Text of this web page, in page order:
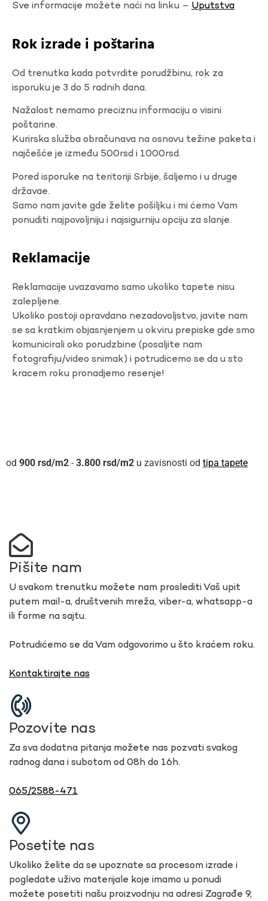
Sve informacije možete naći na linku – Uputstva
Rok izrade i poštarina
Od trenutka kada potvrdite porudžbinu, rok za
isporuku je 3 do 5 radnih dana.
Nažalost nemamo preciznu informaciju o visini
poštarine.
Kurirska služba obračunava na osnovu težine paketa i
najčešće je između 500rsd i 1000rsd.
Pored isporuke na teritoriji Srbije, šaljemo i u druge
državae.
Samo nam javite gde želite pošiljku i mi ćemo Vam
ponuditi najpovoljniju i najsigurniju opciju za slanje.
Reklamacije
Reklamacije uvazavamo samo ukoliko tapete nisu
zalepljene.
Ukoliko postoji opravdano nezadovoljstvo, javite nam
se sa kratkim objasnjenjem u okviru prepiske gde smo
komunicirali oko porudzbine (posaljite nam
fotografiju/video snimak) i potrudicemo se da u sto
kracem roku pronadjemo resenje!
900 rsd - 3.800 rsd u zavisnosti od tipa tapete
Pišite nam
U svakom trenutku možete nam proslediti Vaš upit
putem mail-a, društvenih mreža, viber-a, whatsapp-a
ili forme na sajtu.
Potrudićemo se da Vam odgovorimo u što kraćem roku.
Kontaktirajte nas
Pozovite nas
Za sva dodatna pitanja možete nas pozvati svakog
radnog dana i subotom od 08h do 16h.
065/2588-471
Posetite nas
Ukoliko želite da se upoznate sa procesom izrade i
pogledate uživo materijale koje imamo u ponudi
možete posetiti našu proizvodnju na adresi Zagrađe 9,